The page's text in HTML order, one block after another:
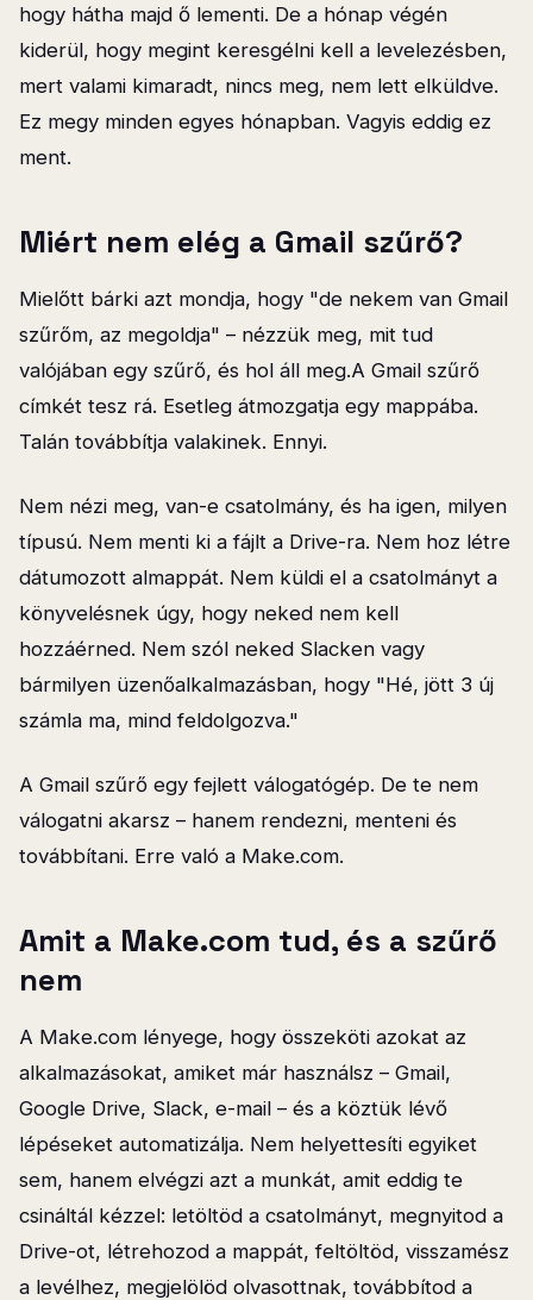
hogy hátha majd ő lementi. De a hónap végén
kiderül, hogy megint keresgélni kell a levelezésben,
mert valami kimaradt, nincs meg, nem lett elküldve.
Ez megy minden egyes hónapban. Vagyis eddig ez
ment.
Miért nem elég a Gmail szűrő?
Mielőtt bárki azt mondja, hogy "de nekem van Gmail
szűrőm, az megoldja" – nézzük meg, mit tud
valójában egy szűrő, és hol áll meg.A Gmail szűrő
címkét tesz rá. Esetleg átmozgatja egy mappába.
Talán továbbítja valakinek. Ennyi.
Nem nézi meg, van-e csatolmány, és ha igen, milyen
típusú. Nem menti ki a fájlt a Drive-ra. Nem hoz létre
dátumozott almappát. Nem küldi el a csatolmányt a
könyvelésnek úgy, hogy neked nem kell
hozzáérned. Nem szól neked Slacken vagy
bármilyen üzenőalkalmazásban, hogy "Hé, jött 3 új
számla ma, mind feldolgozva."
A Gmail szűrő egy fejlett válogatógép. De te nem
válogatni akarsz – hanem rendezni, menteni és
továbbítani. Erre való a Make.com.
Amit a Make.com tud, és a szűrő
nem
A Make.com lényege, hogy összeköti azokat az
alkalmazásokat, amiket már használsz – Gmail,
Google Drive, Slack, e-mail – és a köztük lévő
lépéseket automatizálja. Nem helyettesíti egyiket
sem, hanem elvégzi azt a munkát, amit eddig te
csináltál kézzel: letöltöd a csatolmányt, megnyitod a
Drive-ot, létrehozod a mappát, feltöltöd, visszamész
a levélhez, megjelölöd olvasottnak, továbbítod a